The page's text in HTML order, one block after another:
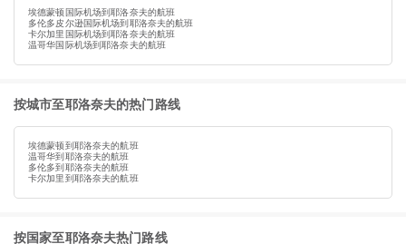
埃德蒙顿国际机场到耶洛奈夫的航班
多伦多皮尔逊国际机场到耶洛奈夫的航班
卡尔加里国际机场到耶洛奈夫的航班
温哥华国际机场到耶洛奈夫的航班
按城市至耶洛奈夫的热门路线
埃德蒙顿到耶洛奈夫的航班
温哥华到耶洛奈夫的航班
多伦多到耶洛奈夫的航班
卡尔加里到耶洛奈夫的航班
按国家至耶洛奈夫热门路线